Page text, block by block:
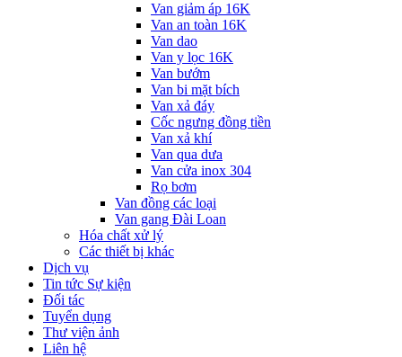
Van giảm áp 16K
Van an toàn 16K
Van dao
Van y lọc 16K
Van bướm
Van bi mặt bích
Van xả đáy
Cốc ngưng đồng tiền
Van xả khí
Van qua dưa
Van cửa inox 304
Rọ bơm
Van đồng các loại
Van gang Đài Loan
Hóa chất xử lý
Các thiết bị khác
Dịch vụ
Tin tức Sự kiện
Đối tác
Tuyển dụng
Thư viện ảnh
Liên hệ